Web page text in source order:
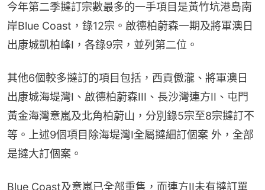
今年第二季撻訂宗數最多的一手項目是黃竹坑港島南
岸Blue Coast，錄12宗。啟德柏蔚森一期及將軍澳日
出康城凱柏峰I，各錄9宗，並列第二位。
其他6個較多撻訂的項目包括，西貢傲瀧、將軍澳日
出康城海堤灣I、啟德柏蔚森III、長沙灣連方II、屯門
黃金海灣意嵐及北角柏蔚山，分別錄5宗至8宗撻訂不
等。上述9個項目除海堤灣I全屬撻細訂個案 外，全部
是撻大訂個案。
Blue Coast及意嵐已全部重售，而連方II未有撻訂單